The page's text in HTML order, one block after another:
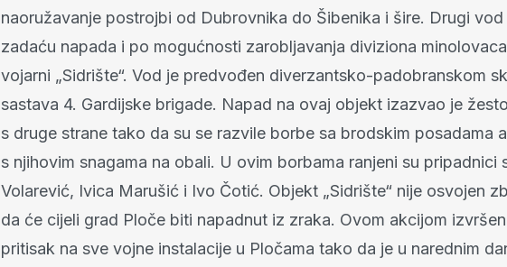
naoružavanje postrojbi od Dubrovnika do Šibenika i šire. Drugi vod
zadaću napada i po mogućnosti zarobljavanja diviziona
vojarni „Sidrište“. Vod je predvođen diverzantsko-padobranskom
sastava 4. Gardijske brigade. Napad na ovaj objekt izazvao je
s druge strane tako da su se razvile borbe sa brodskim posadama
s njihovim snagama na obali. U ovim borbama ranjeni su pripadnici
Volarević, Ivica Marušić i Ivo Čotić. Objekt „Sidrište“ nije osvojen
da će cijeli grad Ploče biti napadnut iz zraka. Ovom akcijom
pritisak na sve vojne instalacije u Pločama tako da je u narednim